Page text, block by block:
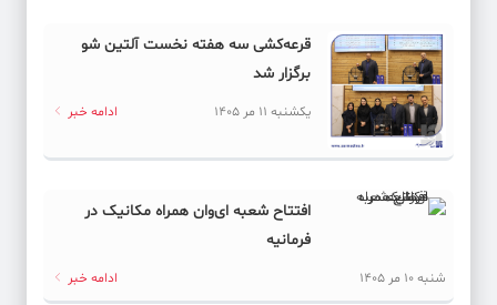
قرعه‌کشی سه هفته نخست آلتین شو
برگزار شد
یکشنبه 11 مر 1405 ادامه خبر
افتتاح شعبه ای‌وان همراه مکانیک در
فرمانیه
شنبه 10 مر 1405 ادامه خبر